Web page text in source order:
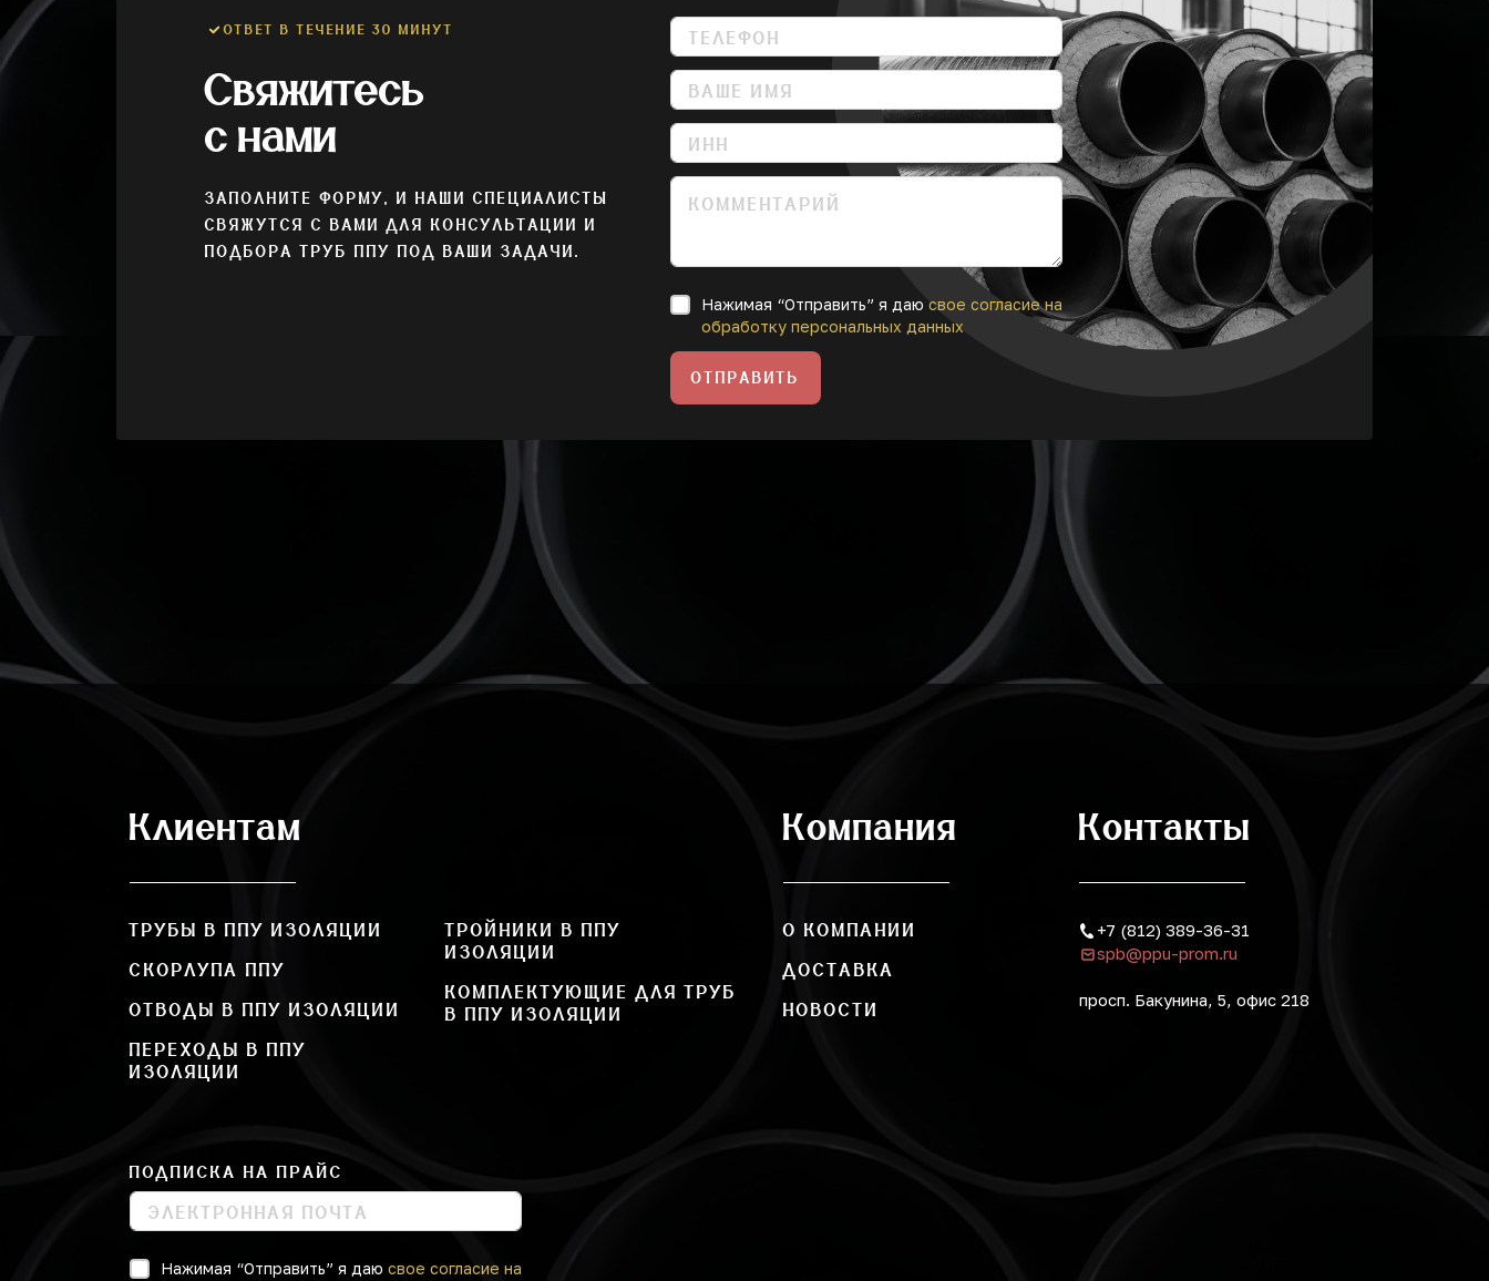
ОТВЕТ В ТЕЧЕНИЕ 30 МИНУТ
Свяжитесь
с нами
ЗАПОЛНИТЕ ФОРМУ, И НАШИ СПЕЦИАЛИСТЫ
СВЯЖУТСЯ С ВАМИ ДЛЯ КОНСУЛЬТАЦИИ И
ПОДБОРА ТРУБ ППУ ПОД ВАШИ ЗАДАЧИ.
Нажимая “Отправить” я даю свое согласие на
обработку персональных данных
ОТПРАВИТЬ
Клиентам
ТРУБЫ В ППУ ИЗОЛЯЦИИ
СКОРЛУПА ППУ
ОТВОДЫ В ППУ ИЗОЛЯЦИИ
ПЕРЕХОДЫ В ППУ
ИЗОЛЯЦИИ
ТРОЙНИКИ В ППУ
ИЗОЛЯЦИИ
КОМПЛЕКТУЮЩИЕ ДЛЯ ТРУБ
В ППУ ИЗОЛЯЦИИ
ПОДПИСКА НА ПРАЙС
Нажимая “Отправить” я даю свое согласие на
Компания
О КОМПАНИИ
ДОСТАВКА
НОВОСТИ
Контакты
+7 (812) 389-36-31
spb@ppu-prom.ru
просп. Бакунина, 5, офис 218